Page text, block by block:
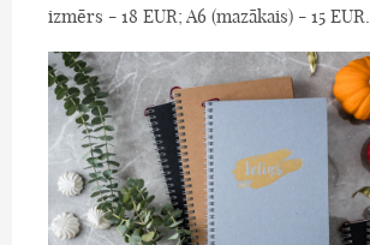
izmērs - 18 EUR; A6 (mazākais) - 15 EUR.